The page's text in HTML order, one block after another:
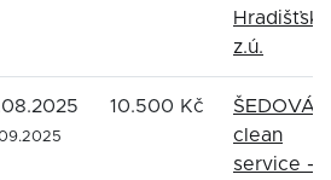
z.ú.
10.500 Kč
ŠEDOVÁ
clean
service -